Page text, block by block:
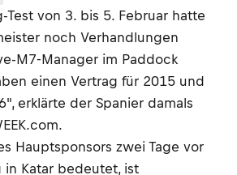
Test von 3. bis 5. Februar hatte
noch Verhandlungen
M7-Manager im Paddock
einen Vertrag für 2015 und
erklärte der Spanier damals
Hauptsponsors zwei Tage vor
in Katar bedeutet, ist